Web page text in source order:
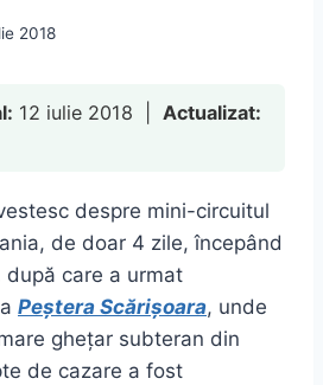
2018
12 iulie 2018 | Actualizat:
despre mini-circuitul
de doar 4 zile, începând
după care a urmat
Peștera Scărișoara, unde
ghețar subteran din
de cazare a fost